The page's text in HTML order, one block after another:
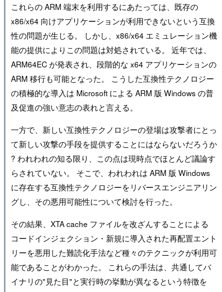
これらの ARM 端末を利用するにあたっては、既存の
x86/x64 向けアプリケーションが利用できないという互換
性の問題が生じる。 しかし、x86/x64 エミュレーション機
能の提供によりこの問題は対処されている。 近年では、
ARM64EC が発表され、段階的な x64 アプリケーションの
ARM 移行も可能となった。 こうした互換性テクノロジー
の積極的な導入は Microsoft による ARM 版 Windows の普
及促進の強い意志の表れと言える。
一方で、新しい互換性テクノロジーの登場は攻撃者にとっ
て新しい攻撃の手段を提供することにはならないだろうか
? われわれの知る限り、この点は現時点でほとんど議論す
らされていない。 そこで、われわれは ARM 版 Windows
に存在する互換性テクノロジーをリバースエンジニアリン
グし、その悪用可能性について検討を行った。
その結果、XTA cache ファイルを改ざんすることによる
コードインジェクション・新規に導入された再配置エント
リーを悪用した難読化手法など種々のテクニックが利用可
能であることがわかった。 これらの手法は、共通してバ
イナリの"見た目"と実行時の挙動が異なるという特徴を